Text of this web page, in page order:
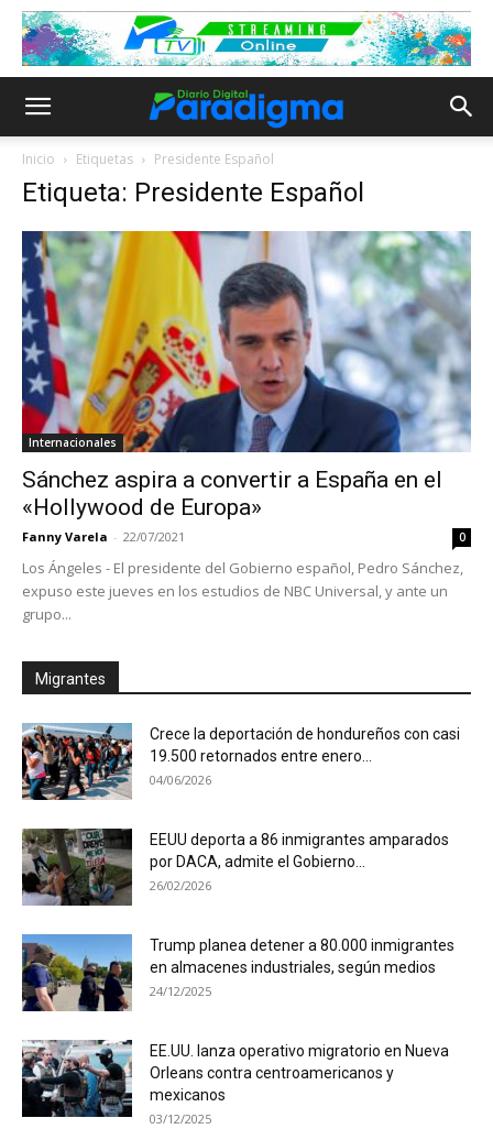
Inicio Etiquetas Presidente Español
Etiqueta: Presidente Español
Internacionales
Sánchez aspira a convertir a España en el
«Hollywood de Europa»
Fanny Varela - 22/07/2021 0
Los Ángeles - El presidente del Gobierno español, Pedro Sánchez,
expuso este jueves en los estudios de NBC Universal, y ante un
grupo...
Migrantes
Crece la deportación de hondureños con casi
19.500 retornados entre enero...
04/06/2026
EEUU deporta a 86 inmigrantes amparados
por DACA, admite el Gobierno...
26/02/2026
Trump planea detener a 80.000 inmigrantes
en almacenes industriales, según medios
24/12/2025
EE.UU. lanza operativo migratorio en Nueva
Orleans contra centroamericanos y
mexicanos
03/12/2025